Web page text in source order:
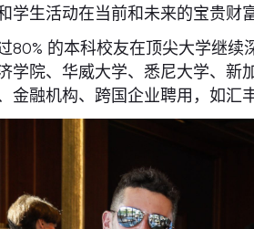
学生活动在当前和未来的宝贵财富
80% 的本科校友在顶尖大学继
学院、华威大学、悉尼大学、新
金融机构、跨国企业聘用，如汇